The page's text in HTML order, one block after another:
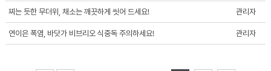
찌는 듯한 무더위, 채소는 깨끗하게 씻어 드세요! 관리자
연이은 폭염, 바닷가 비브리오 식중독 주의하세요! 관리자